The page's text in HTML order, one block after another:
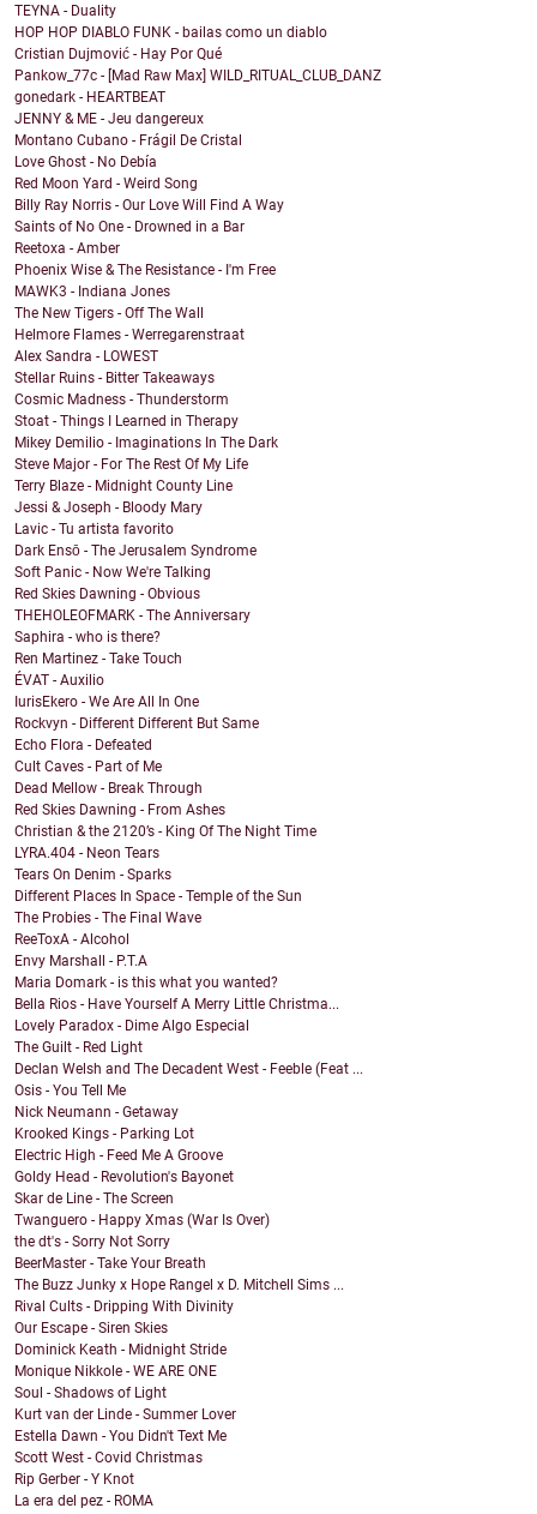
TEYNA - Duality
HOP HOP DIABLO FUNK - bailas como un diablo
Cristian Dujmović - Hay Por Qué
Pankow_77c - [Mad Raw Max] WILD_RITUAL_CLUB_DANZ
gonedark - HEARTBEAT
JENNY & ME - Jeu dangereux
Montano Cubano - Frágil De Cristal
Love Ghost - No Debía
Red Moon Yard - Weird Song
Billy Ray Norris - Our Love Will Find A Way
Saints of No One - Drowned in a Bar
Reetoxa - Amber
Phoenix Wise & The Resistance - I'm Free
MAWK3 - Indiana Jones
The New Tigers - Off The Wall
Helmore Flames - Werregarenstraat
Alex Sandra - LOWEST
Stellar Ruins - Bitter Takeaways
Cosmic Madness - Thunderstorm
Stoat - Things I Learned in Therapy
Mikey Demilio - Imaginations In The Dark
Steve Major - For The Rest Of My Life
Terry Blaze - Midnight County Line
Jessi & Joseph - Bloody Mary
Lavic - Tu artista favorito
Dark Ensō - The Jerusalem Syndrome
Soft Panic - Now We're Talking
Red Skies Dawning - Obvious
THEHOLEOFMARK - The Anniversary
Saphira - who is there?
Ren Martinez - Take Touch
ÉVAT - Auxilio
IurisEkero - We Are All In One
Rockvyn - Different Different But Same
Echo Flora - Defeated
Cult Caves - Part of Me
Dead Mellow - Break Through
Red Skies Dawning - From Ashes
Christian & the 2120’s - King Of The Night Time
LYRA.404 - Neon Tears
Tears On Denim - Sparks
Different Places In Space - Temple of the Sun
The Probies - The Final Wave
ReeToxA - Alcohol
Envy Marshall - P.T.A
Maria Domark - is this what you wanted?
Bella Rios - Have Yourself A Merry Little Christma...
Lovely Paradox - Dime Algo Especial
The Guilt - Red Light
Declan Welsh and The Decadent West - Feeble (Feat ...
Osis - You Tell Me
Nick Neumann - Getaway
Krooked Kings - Parking Lot
Electric High - Feed Me A Groove
Goldy Head - Revolution's Bayonet
Skar de Line - The Screen
Twanguero - Happy Xmas (War Is Over)
the dt's - Sorry Not Sorry
BeerMaster - Take Your Breath
The Buzz Junky x Hope Rangel x D. Mitchell Sims ...
Rival Cults - Dripping With Divinity
Our Escape - Siren Skies
Dominick Keath - Midnight Stride
Monique Nikkole - WE ARE ONE
Soul - Shadows of Light
Kurt van der Linde - Summer Lover
Estella Dawn - You Didn't Text Me
Scott West - Covid Christmas
Rip Gerber - Y Knot
La era del pez - ROMA